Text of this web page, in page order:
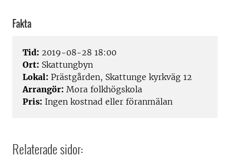
Fakta
Tid: 2019-08-28 18:00
Ort: Skattungbyn
Lokal: Prästgården, Skattunge kyrkväg 12
Arrangör: Mora folkhögskola
Pris: Ingen kostnad eller föranmälan
Relaterade sidor: